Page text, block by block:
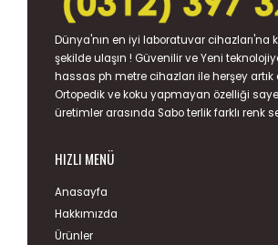
Dünya'nın en iyi laboratuvar cihazları'na
şekilde ulaşın ! Güvenilir ve Yeni
hassas ph metrecihazları ile herşey
Ortopedik ve koku yapmayan özelliği
üretimler arasında Sabo terlikfarklı renk
HIZLI MENÜ
Anasayfa
Hakkımızda
Ürünler